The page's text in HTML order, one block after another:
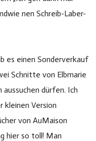
nen Schreib-Laber-
es einen Sonderverkauf
Schnitte von Elbmarie
aussuchen dürfen. Ich
kleinen Version
von AuMaison
hier so toll! Man